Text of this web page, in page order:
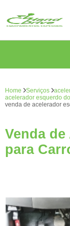
Home Serviços
acelerador esquerdo
venda de acelerador
Venda
para